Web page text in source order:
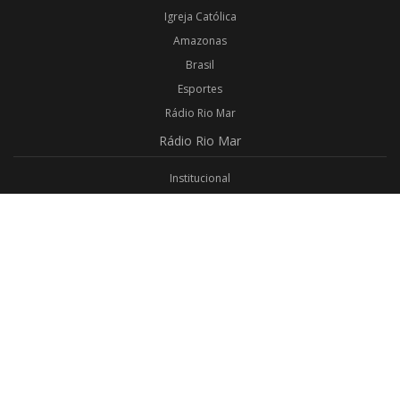
Igreja Católica
Amazonas
Brasil
Esportes
Rádio Rio Mar
Rádio Rio Mar
Institucional